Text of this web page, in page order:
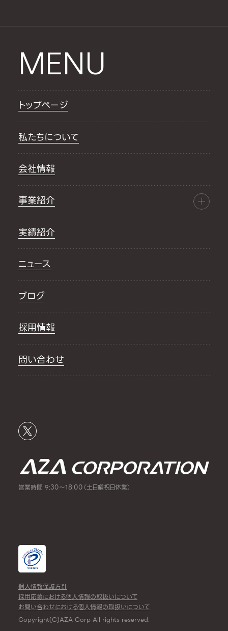
MENU
トップページ
私たちについて
会社情報
事業紹介
実績紹介
ニュース
ブログ
採用情報
問い合わせ
営業時間 9:30～18:00（土日曜祝日休業）
個人情報保護方針
採用応募における個人情報の取扱いについて
お問い合わせにおける個人情報の取扱いについて
Copyright(C)AZA Corp All rights reserved.